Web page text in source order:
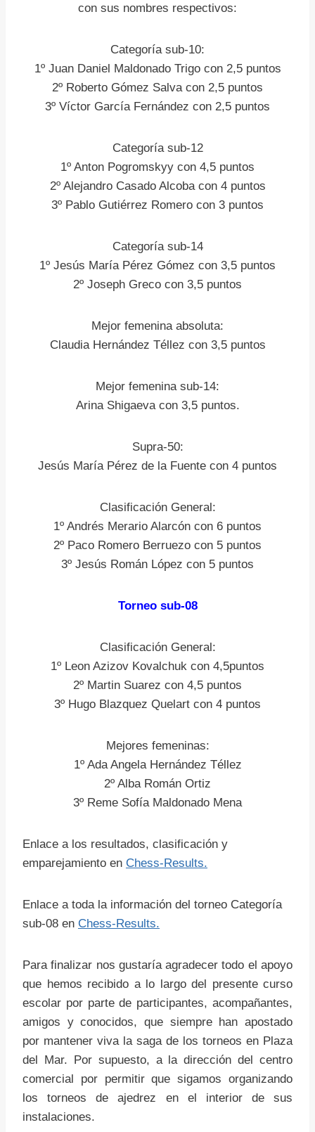
con sus nombres respectivos:
Categoría sub-10:
1º Juan Daniel Maldonado Trigo con 2,5 puntos
2º Roberto Gómez Salva con 2,5 puntos
3º Víctor García Fernández con 2,5 puntos
Categoría sub-12
1º Anton Pogromskyy con 4,5 puntos
2º Alejandro Casado Alcoba con 4 puntos
3º Pablo Gutiérrez Romero con 3 puntos
Categoría sub-14
1º Jesús María Pérez Gómez con 3,5 puntos
2º Joseph Greco con 3,5 puntos
Mejor femenina absoluta:
Claudia Hernández Téllez con 3,5 puntos
Mejor femenina sub-14:
Arina Shigaeva con 3,5 puntos.
Supra-50:
Jesús María Pérez de la Fuente con 4 puntos
Clasificación General:
1º Andrés Merario Alarcón con 6 puntos
2º Paco Romero Berruezo con 5 puntos
3º Jesús Román López con 5 puntos
Torneo sub-08
Clasificación General:
1º Leon Azizov Kovalchuk con 4,5puntos
2º Martin Suarez con 4,5 puntos
3º Hugo Blazquez Quelart con 4 puntos
Mejores femeninas:
1º Ada Angela Hernández Téllez
2º Alba Román Ortiz
3º Reme Sofía Maldonado Mena
Enlace a los resultados, clasificación y
emparejamiento en Chess-Results.
Enlace a toda la información del torneo Categoría
sub-08 en Chess-Results.
Para finalizar nos gustaría agradecer todo el apoyo
que hemos recibido a lo largo del presente curso
escolar por parte de participantes, acompañantes,
amigos y conocidos, que siempre han apostado
por mantener viva la saga de los torneos en Plaza
del Mar. Por supuesto, a la dirección del centro
comercial por permitir que sigamos organizando
los torneos de ajedrez en el interior de sus
instalaciones.